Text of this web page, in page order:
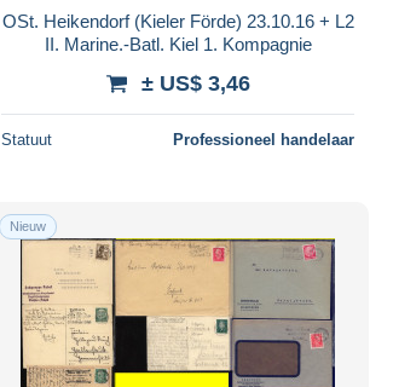
OSt. Heikendorf (Kieler Förde) 23.10.16 + L2
II. Marine.-Batl. Kiel 1. Kompagnie
± US$ 3,46
Statuut Professioneel handelaar
Nieuw